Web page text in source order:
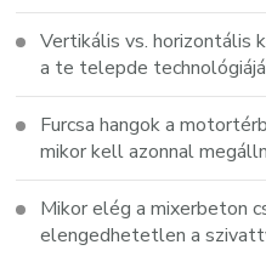
Vertikális vs. horizontális
a te telepde
Furcsa hangok a
mikor kell azonnal
Mikor elég a mixerbeton
elengedhetetlen a